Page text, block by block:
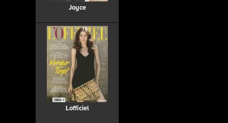
Joyce
Lofficiel